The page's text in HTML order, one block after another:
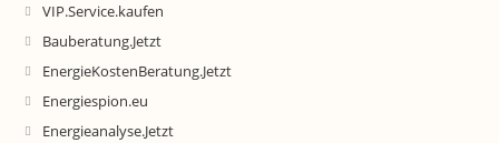
VIP.Service.kaufen
Bauberatung.Jetzt
EnergieKostenBeratung.Jetzt
Energiespion.eu
Energieanalyse.Jetzt